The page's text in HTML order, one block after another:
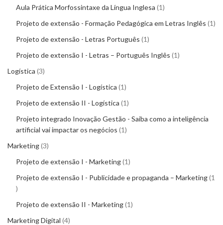
Aula Prática Morfossintaxe da Língua Inglesa 1
Projeto de extensão - Formação Pedagógica em Letras Inglês 1
Projeto de extensão - Letras Português 1
Projeto de extensão I - Letras – Português Inglês 1
Logística 3
Projeto de Extensão I - Logística 1
Projeto de extensão II - Logística 1
Projeto integrado Inovação Gestão - Saiba como a inteligência
artificial vai impactar os negócios 1
Marketing 3
Projeto de extensão I - Marketing 1
Projeto de extensão I - Publicidade e propaganda – Marketing 1
Projeto de extensão II - Marketing 1
Marketing Digital 4